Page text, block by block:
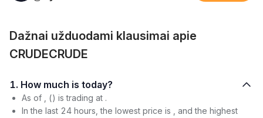
Dažnai užduodami klausimai apie
CRUDECRUDE
1. How much is today?
As of , () is trading at .
In the last 24 hours, the lowest price is , and the highest